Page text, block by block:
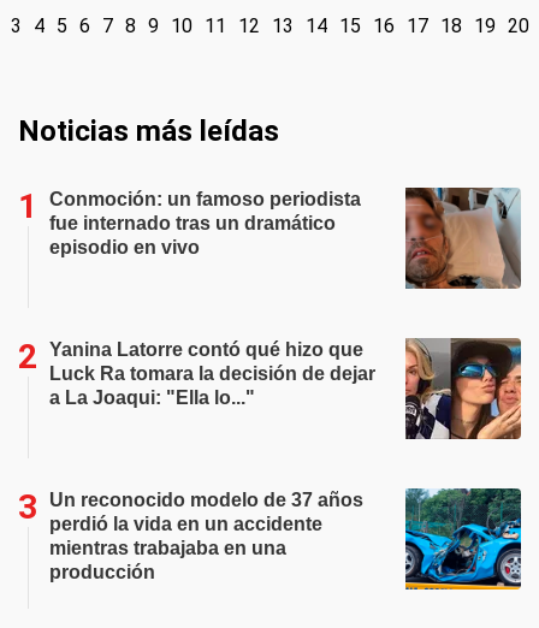
3 4 5 6 7 8 9 10 11 12 13 14 15 16 17 18 19 20
Noticias más leídas
Conmoción: un famoso periodista
fue internado tras un dramático
episodio en vivo
Yanina Latorre contó qué hizo que
Luck Ra tomara la decisión de dejar
a La Joaqui: "Ella lo..."
Un reconocido modelo de 37 años
perdió la vida en un accidente
mientras trabajaba en una
producción